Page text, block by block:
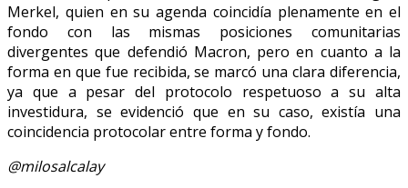
Merkel, quien en su agenda coincidía plenamente en el
fondo con las mismas posiciones comunitarias
divergentes que defendió Macron, pero en cuanto a la
forma en que fue recibida, se marcó una clara diferencia,
ya que a pesar del protocolo respetuoso a su alta
investidura, se evidenció que en su caso, existía una
coincidencia protocolar entre forma y fondo.
@milosalcalay